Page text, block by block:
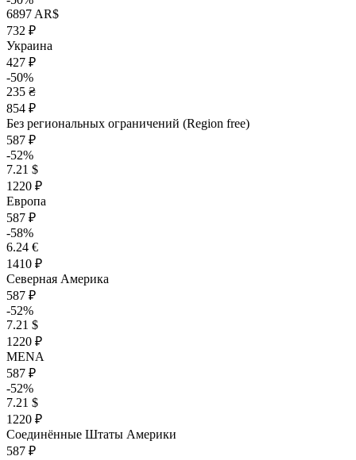
6897 AR$
732 ₽
Украина
427 ₽
-50%
235 ₴
854 ₽
Без региональных ограничений (Region free)
587 ₽
-52%
7.21 $
1220 ₽
Европа
587 ₽
-58%
6.24 €
1410 ₽
Северная Америка
587 ₽
-52%
7.21 $
1220 ₽
MENA
587 ₽
-52%
7.21 $
1220 ₽
Соединённые Штаты Америки
587 ₽